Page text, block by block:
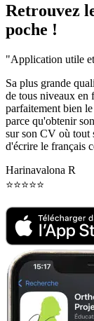
Retrouvez
poche !
"Application utile
Sa plus grande
de tous niveaux en
parfaitement bien
parce qu'obtenir
sur son CV où tout
d'écrire le français
Harinavalona R
⭐⭐⭐⭐⭐